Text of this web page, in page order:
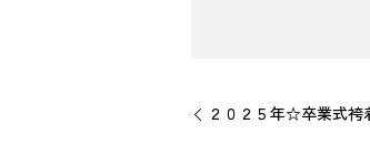
２０２５年☆卒業式